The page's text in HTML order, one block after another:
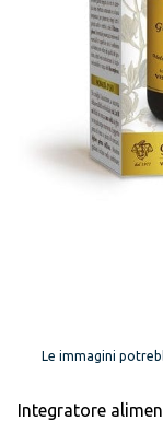
Le immagini
Integratore